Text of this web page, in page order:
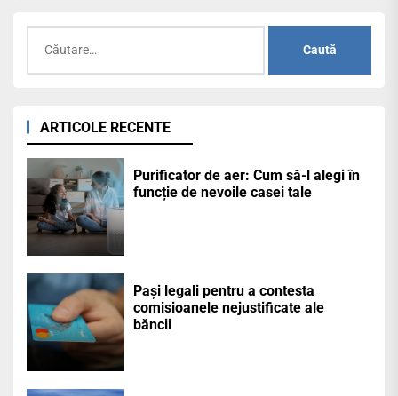
după:
ARTICOLE RECENTE
Purificator de aer: Cum să-l alegi în
funcție de nevoile casei tale
Pași legali pentru a contesta
comisioanele nejustificate ale
băncii